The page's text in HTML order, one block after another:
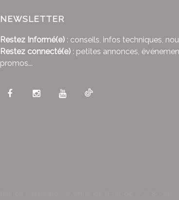
NEWSLETTER
Restez Informé(e) : conseils, infos techniques,
Restez connecté(e) : petites annonces,
promos...